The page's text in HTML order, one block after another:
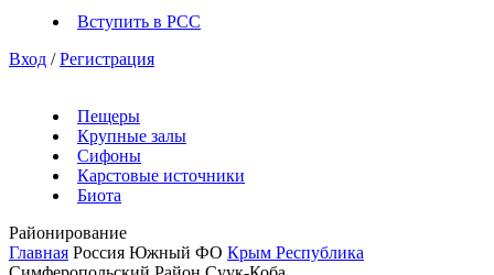
Вступить в РСС
Вход / Регистрация
Пещеры
Крупные залы
Сифоны
Карстовые источники
Биота
Районирование
Главная Россия Южный ФО Крым Республика